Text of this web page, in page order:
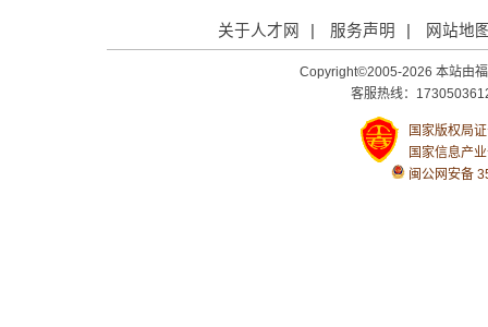
关于人才网 服务声明 网站地
Copyright©2005-2026 本站由
客服热线：
国家版权局
国家信息产
闽公网安备